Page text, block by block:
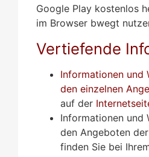
Google Play kostenlos
im Browser bwegt
Vertiefende
Informationen und
den einzelnen
auf der
Informationen und
den Angeboten der
finden Sie bei